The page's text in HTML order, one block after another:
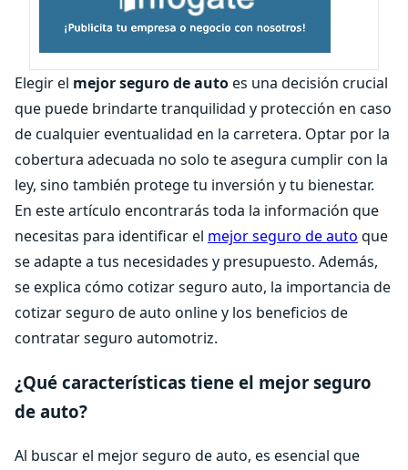
Elegir el mejor seguro de autoes una decisión crucial
que puede brindarte tranquilidad y protección en caso
de cualquier eventualidad en la carretera. Optar por la
cobertura adecuada no solo te asegura cumplir con la
ley, sino también protege tu inversión y tu bienestar.
En este artículo encontrarás toda la información que
necesitas para identificar el mejor seguro de auto que
se adapte a tus necesidades y presupuesto. Además,
se explica cómo cotizar seguro auto, la importancia de
cotizar seguro de auto online y los beneficios de
contratar seguro automotriz.
¿Qué características tiene el mejor seguro
de auto?
Al buscar el mejor seguro de auto, es esencial que